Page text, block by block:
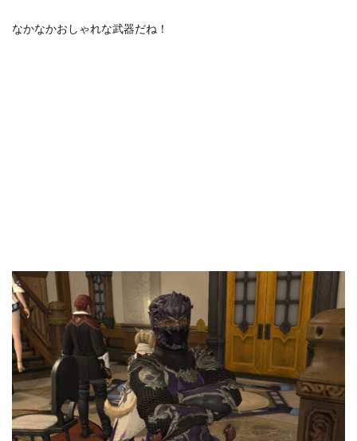
なかなかおしゃれな武器だね！